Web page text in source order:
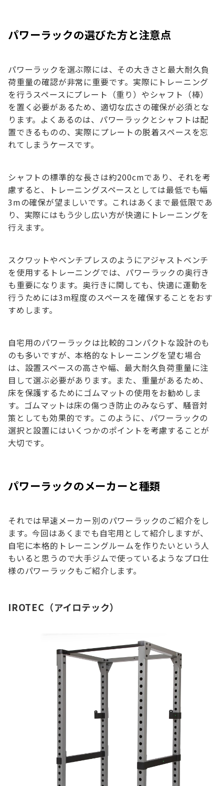
パワーラックの選びた方と注意点
パワーラックを選ぶ際には、その大きさと最大耐久負
荷重量の確認が非常に重要です。実際にトレーニング
を行うスペースにプレート（重り）やシャフト（棒）
を置く必要があるため、適切な広さの確保が必須とな
ります。よくあるのは、パワーラックとシャフトは配
置できるものの、実際にプレートの脱着スペースを忘
れてしまうケースです。
シャフトの標準的な長さは約200cmであり、それを考
慮すると、トレーニングスペースとしては最低でも幅
3mの確保が望ましいです。これはあくまで最低限であ
り、実際にはもう少し広い方が快適にトレーニングを
行えます。
スクワットやベンチプレスのようにアジャストベンチ
を使用するトレーニングでは、パワーラックの奥行き
も重要になります。奥行きに関しても、快適に運動を
行うためには3m程度のスペースを確保することをおす
すめします。
自宅用のパワーラックは比較的コンパクトな設計のも
のも多いですが、本格的なトレーニングを望む場合
は、設置スペースの高さや幅、最大耐久負荷重量に注
目して選ぶ必要があります。また、重量があるため、
床を保護するためにゴムマットの使用をお勧めしま
す。ゴムマットは床の傷つき防止のみならず、騒音対
策としても効果的です。このように、パワーラックの
選択と設置にはいくつかのポイントを考慮することが
大切です。
パワーラックのメーカーと種類
それでは早速メーカー別のパワーラックのご紹介をし
ます。今回はあくまでも自宅用として紹介しますが、
自宅に本格的トレーニングルームを作りたいという人
もいると思うので大手ジムで使っているようなプロ仕
様のパワーラックもご紹介します。
IROTEC（アイロテック）